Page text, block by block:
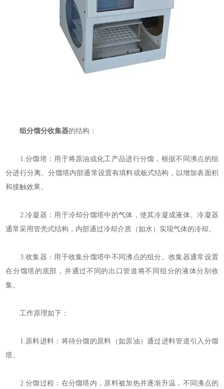
组分馏分收集器的结构：
1.分馏塔：用于将原油或化工产品进行分馏，根据不同沸点的组
分进行分离。分馏塔内部通常设置有填料或板式结构，以增加表面积
和接触效果。
2.冷凝器：用于冷却分馏塔中的气体，使其冷凝成液体。冷凝器
通常采用管壳式结构，内部通过冷却介质（如水）实现气体的冷却。
3.收集器：用于收集分馏塔中不同沸点的组分。收集器通常设置
在分馏塔的底部，并通过不同的出口管道将不同组分的液体分别收
集。
工作原理如下：
1.原料进料：将待分馏的原料（如原油）通过进料管道引入分馏
塔。
2.分馏过程：在分馏塔内，原料被加热并逐渐升温，不同沸点的